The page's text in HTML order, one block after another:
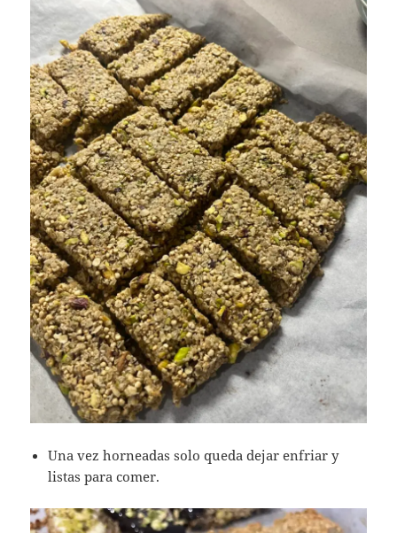
Una vez horneadas solo queda dejar enfriar y
listas para comer.